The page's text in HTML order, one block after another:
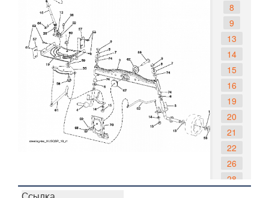
8
9
13
14
15
16
19
20
21
22
26
28